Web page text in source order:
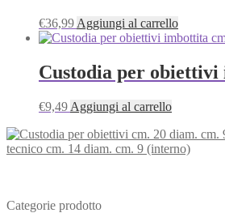
€36,99 Aggiungi al carrello
Custodia per obiettivi
€9,49 Aggiungi al carrello
tecnico cm. 14 diam. cm. 9 (interno)
Categorie prodotto